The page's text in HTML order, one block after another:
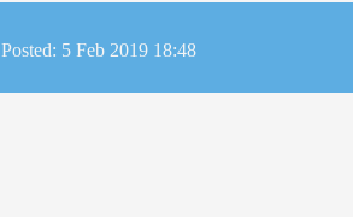
Posted: 5 Feb 2019 18:48